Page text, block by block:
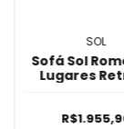
SOL
Sofá Sol
Lugares